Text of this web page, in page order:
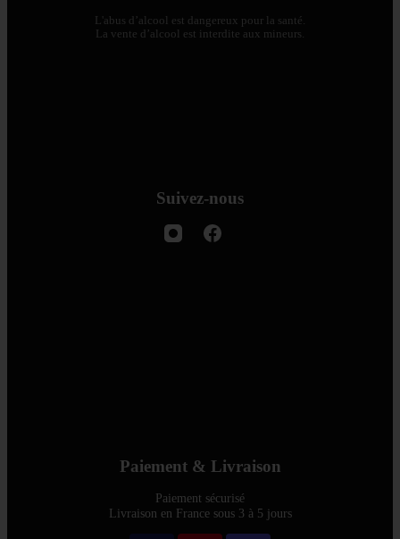
L'abus d’alcool est dangereux pour la santé.
La vente d’alcool est interdite aux mineurs.
Suivez-nous
Paiement & Livraison
Paiement sécurisé
Livraison en France sous 3 à 5 jours